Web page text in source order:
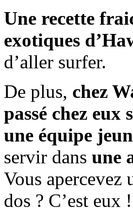
Une recette
exotiques
d’aller surfer.
De plus, chez
passé chez eux
une équipe
servir dans une
Vous apercevez
dos ? C’est eux !